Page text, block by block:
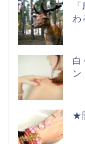
わ
白
ン
★